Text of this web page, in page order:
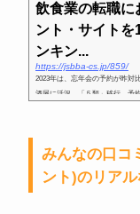
飲食業の転職に
ント・サイトを
ンキン...
https://jsbba-cs.jp/859/
2023年は、忘年会の予約が昨対
酒屋に活況 「５類」移行、予
みんなの口コ
ント)のリア